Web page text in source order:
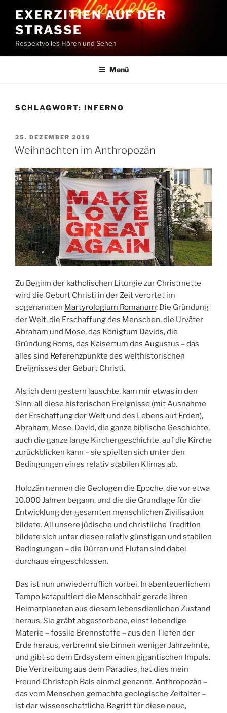
Inhalt
springen
EXERZITIEN AUF DER
STRASSE
Respektvolles Hören und Sehen
Menü
SCHLAGWORT: INFERNO
VERÖFFENTLICHT
AM
25. DEZEMBER 2019
Weihnachten im Anthropozän
Zu Beginn der katholischen Liturgie zur Christmette
wird die Geburt Christi in der Zeit verortet im
sogenannten Martyrologium Romanum: Die Gründung
der Welt, die Erschaffung des Menschen, die Urväter
Abraham und Mose, das Königtum Davids, die
Gründung Roms, das Kaisertum des Augustus – das
alles sind Referenzpunkte des welthistorischen
Ereignisses der Geburt Christi.
Als ich dem gestern lauschte, kam mir etwas in den
Sinn: all diese historischen Ereignisse (mit Ausnahme
der Erschaffung der Welt und des Lebens auf Erden),
Abraham, Mose, David, die ganze biblische Geschichte,
auch die ganze lange Kirchengeschichte, auf die Kirche
zurückblicken kann – sie spielten sich unter den
Bedingungen eines relativ stabilen Klimas ab.
Holozän nennen die Geologen die Epoche, die vor etwa
10.000 Jahren begann, und die die Grundlage für die
Entwicklung der gesamten menschlichen Zivilisation
bildete. All unsere jüdische und christliche Tradition
bildete sich unter diesen relativ günstigen und stabilen
Bedingungen – die Dürren und Fluten sind dabei
durchaus eingeschlossen.
Das ist nun unwiederruflich vorbei. In abenteuerlichem
Tempo katapultiert die Menschheit gerade ihren
Heimatplaneten aus diesem lebensdienlichen Zustand
heraus. Sie gräbt abgestorbene, einst lebendige
Materie – fossile Brennstoffe – aus den Tiefen der
Erde heraus, verbrennt sie binnen weniger Jahrzehnte,
und gibt so dem Erdsystem einen gigantischen Impuls.
Die Vertreibung aus dem Paradies, hat dies mein
Freund Christoph Bals einmal genannt. Anthropozän –
das vom Menschen gemachte geologische Zeitalter –
ist der wissenschaftliche Begriff für diese neue,